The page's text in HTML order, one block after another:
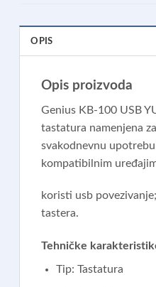
OPIS
Opis proizvoda
Genius KB-100 USB
tastatura namenjena
svakodnevnu
kompatibilnim
koristi usb
tastera.
Tehničke
Tip: Tastatura